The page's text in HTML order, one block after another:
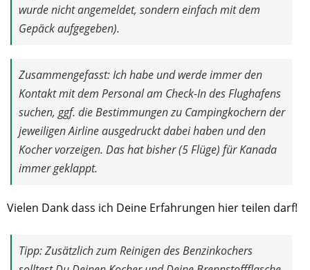
wurde nicht angemeldet, sondern einfach mit dem
Gepäck aufgegeben).
Zusammengefasst: Ich habe und werde immer den
Kontakt mit dem Personal am Check-In des Flughafens
suchen, ggf. die Bestimmungen zu Campingkochern der
jeweiligen Airline ausgedruckt dabei haben und den
Kocher vorzeigen. Das hat bisher (5 Flüge) für Kanada
immer geklappt.
Vielen Dank dass ich Deine Erfahrungen hier teilen darf!
Tipp: Zusätzlich zum Reinigen des Benzinkochers